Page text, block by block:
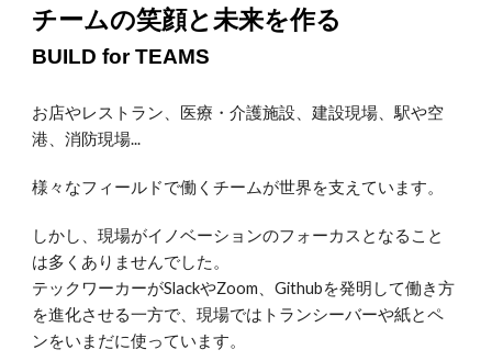
チームの笑顔と未来を作る
BUILD for TEAMS
お店やレストラン、医療・介護施設、建設現場、駅や空
港、消防現場...
様々なフィールドで働くチームが世界を支えています。
しかし、現場がイノベーションのフォーカスとなること
は多くありませんでした。
テックワーカーがSlackやZoom、Githubを発明して働き方
を進化させる一方で、現場ではトランシーバーや紙とペ
ンをいまだに使っています。